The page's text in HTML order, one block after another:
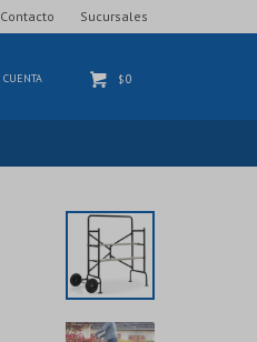
$0
Contacto Sucursales